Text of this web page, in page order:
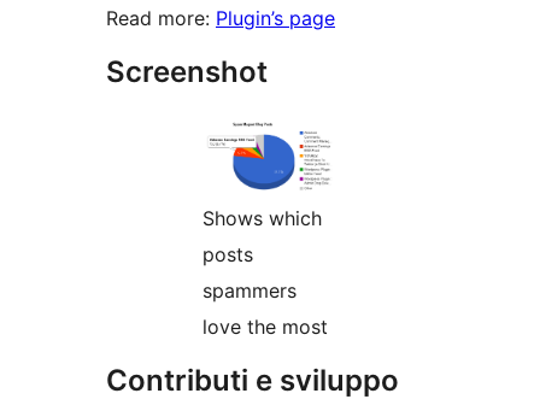
Read more: Plugin’s page
Screenshot
Shows which
posts
spammers
love the most
Contributi e sviluppo